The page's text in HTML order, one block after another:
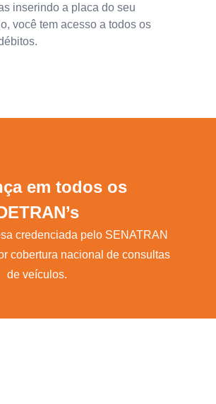
inserindo a placa do seu
você tem acesso a todos os
em todos os
credenciada pelo SENATRAN
cobertura nacional de consultas
de veículos.